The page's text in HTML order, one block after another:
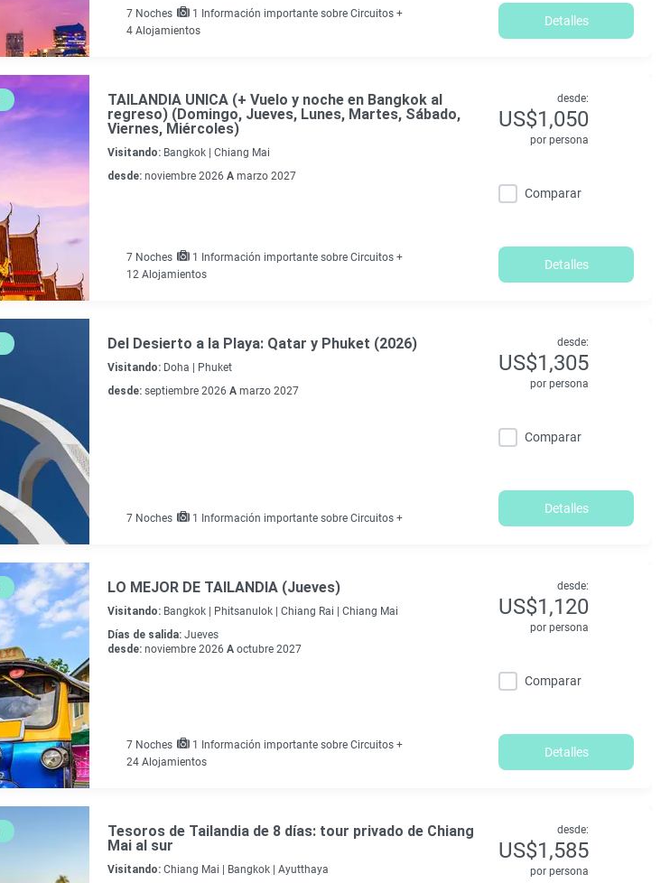
7 Noches
1 Información importante sobre Circuitos +
4 Alojamientos
Detalles
TAILANDIA UNICA (+ Vuelo y noche en Bangkok al
regreso) (Domingo, Jueves, Lunes, Martes, Sábado,
Viernes, Miércoles)
Visitando: Bangkok |
Chiang Mai
desde: noviembre 2026 A marzo 2027
7 Noches
1 Información importante sobre Circuitos +
12 Alojamientos
desde:
US$1,050
por persona
Comparar
Detalles
Del Desierto a la Playa: Qatar y Phuket (2026)
Visitando: Doha |
Phuket
desde: septiembre 2026 A marzo 2027
7 Noches 1 Información importante sobre Circuitos +
desde:
US$1,305
por persona
Comparar
Detalles
LO MEJOR DE TAILANDIA (Jueves)
Visitando: Bangkok | Phitsanulok | Chiang Rai |
Chiang Mai
Días de salida: Jueves
desde: noviembre 2026 A octubre 2027
7 Noches
1 Información importante sobre Circuitos +
24 Alojamientos
desde:
US$1,120
por persona
Comparar
Detalles
Tesoros de Tailandia de 8 días: tour privado de Chiang
Mai al sur
Visitando: Chiang Mai | Bangkok |
Ayutthaya
desde:
US$1,585
por persona